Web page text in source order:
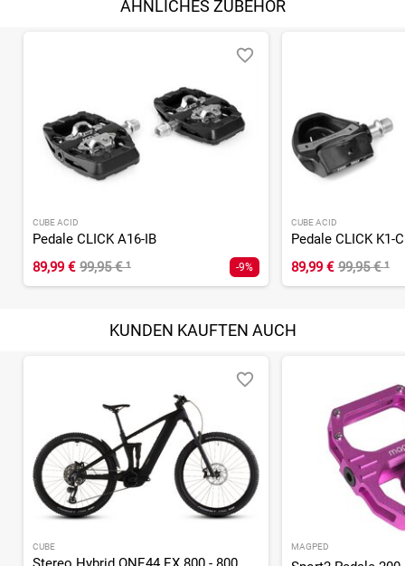
ÄHNLICHES ZUBEHÖR
CUBE ACID
Pedale CLICK A16-IB
89,99 € 99,95 €¹ -9%
CUBE ACID
89,99 € 99,95 €¹
KUNDEN KAUFTEN AUCH
CUBE MAGPED